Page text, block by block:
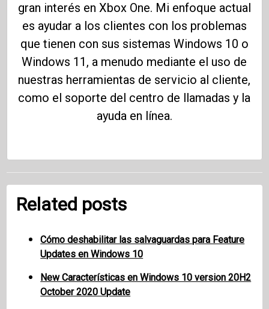
gran interés en Xbox One. Mi enfoque actual
es ayudar a los clientes con los problemas
que tienen con sus sistemas Windows 10 o
Windows 11, a menudo mediante el uso de
nuestras herramientas de servicio al cliente,
como el soporte del centro de llamadas y la
ayuda en línea.
Related posts
Cómo deshabilitar las salvaguardas para Feature
Updates en Windows 10
New Características en Windows 10 version 20H2
October 2020 Update